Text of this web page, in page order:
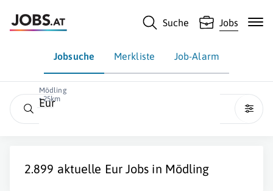
Suche Jobs
Jobsuche Merkliste Job-Alarm
Mödling
• 25km
Eur
2.899 aktuelle EurJobs in Mödling